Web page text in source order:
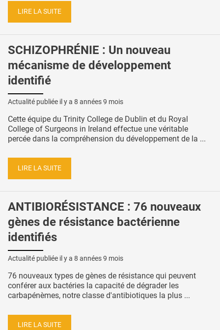
LIRE LA SUITE
SCHIZOPHRÉNIE : Un nouveau
mécanisme de développement
identifié
Actualité publiée il y a 8 années 9 mois
Cette équipe du Trinity College de Dublin et du Royal
College of Surgeons in Ireland effectue une véritable
percée dans la compréhension du développement de la ...
LIRE LA SUITE
ANTIBIORÉSISTANCE : 76 nouveaux
gènes de résistance bactérienne
identifiés
Actualité publiée il y a 8 années 9 mois
76 nouveaux types de gènes de résistance qui peuvent
conférer aux bactéries la capacité de dégrader les
carbapénèmes, notre classe d'antibiotiques la plus ...
LIRE LA SUITE